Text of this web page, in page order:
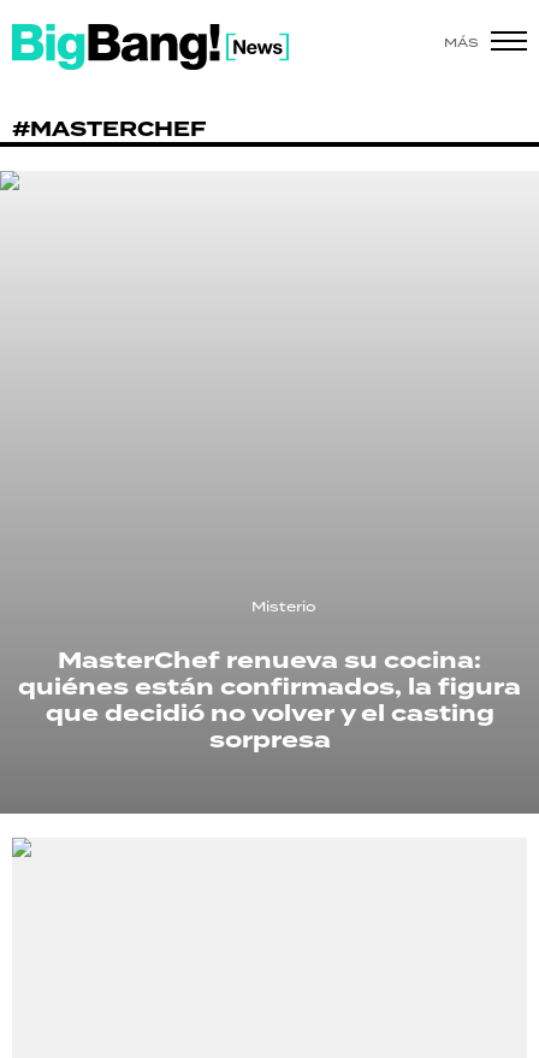
MÁS
#MASTERCHEF
Misterio
MasterChef renueva su cocina:
quiénes están confirmados, la figura
que decidió no volver y el casting
sorpresa
SHOW
POLÍTICA
RECETAS
PALABRAS